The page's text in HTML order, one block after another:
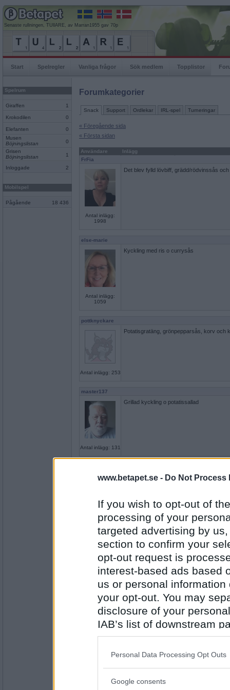
www.betapet.se - Do Not Process
If you wish to opt-out of
processing of your
targeted advertising by
section to confirm your
opt-out request is
interest-based ads based
us or personal
your opt-out. You may
disclosure of your
IAB’s list of downstream
also be disclosed by us
Downstream Participants
Please note that this
Personal Data Processing Opt Outs
Google consents
Senaste rullningen, TUllARE, av Marran1955 gav 70p
Start Spelregler Vanliga frågor Sök medlem Topplistor
Spelrum
Giraffen 1
Krokodilen 0
Elefanten
0
Musen
Böjningslistan
0
Grisen
Böjningslistan
1
Inloggade 2
Mobilspel
Pågående 18 436
Forumkategorier
Snack Support Ordlekar IRL-spel Turneringar
« Föregående sida
« Första sidan
Användare
Inlägg
FrFia
Antal inlägg:
1998
Det blev fylld lövbiff, grädd/rödvinssås
else-marie
Antal inlägg:
1059
Kyckling med ris o currysås
pottknyckare
Antal inlägg: 253
Potatisgratäng, grönpepparsås, korv och
master137
Antal inlägg: 131
Grillad kyckling o potatissallad
Antal inlägg:
Pannbiff på nötfärs, stekt lök och kokt
Monicare- Ej medlem längre
Antal inlägg:
4523
glömde kantarellsås till :)
Antal inlägg: